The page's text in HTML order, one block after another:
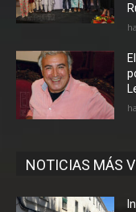
NOTICIAS MÁS